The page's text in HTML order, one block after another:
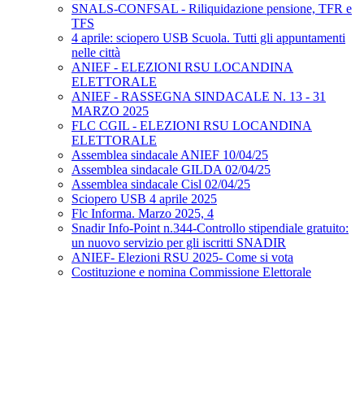
SNALS-CONFSAL - Riliquidazione pensione, TFR e
TFS
4 aprile: sciopero USB Scuola. Tutti gli appuntamenti
nelle città
ANIEF - ELEZIONI RSU LOCANDINA
ELETTORALE
ANIEF - RASSEGNA SINDACALE N. 13 - 31
MARZO 2025
FLC CGIL - ELEZIONI RSU LOCANDINA
ELETTORALE
Assemblea sindacale ANIEF 10/04/25
Assemblea sindacale GILDA 02/04/25
Assemblea sindacale Cisl 02/04/25
Sciopero USB 4 aprile 2025
Flc Informa. Marzo 2025, 4
Snadir Info-Point n.344-Controllo stipendiale gratuito:
un nuovo servizio per gli iscritti SNADIR
ANIEF- Elezioni RSU 2025- Come si vota
Costituzione e nomina Commissione Elettorale